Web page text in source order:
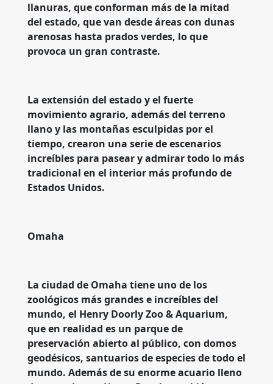
llanuras, que conforman más de la mitad
del estado, que van desde áreas con dunas
arenosas hasta prados verdes, lo que
provoca un gran contraste.
La extensión del estado y el fuerte
movimiento agrario, además del terreno
llano y las montañas esculpidas por el
tiempo, crearon una serie de escenarios
increíbles para pasear y admirar todo lo más
tradicional en el interior más profundo de
Estados Unidos.
Omaha
La ciudad de Omaha tiene uno de los
zoológicos más grandes e increíbles del
mundo, el Henry Doorly Zoo & Aquarium,
que en realidad es un parque de
preservación abierto al público, con domos
geodésicos, santuarios de especies de todo el
mundo. Además de su enorme acuario lleno